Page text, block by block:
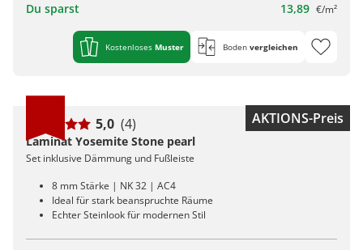
Du sparst 13,89 €/m²
Kostenloses Muster Boden vergleichen
AKTIONS-Preis
5,0 (4)
Laminat Yosemite Stone pearl
Set inklusive Dämmung und Fußleiste
8 mm Stärke | NK 32 | AC4
Ideal für stark beanspruchte Räume
Echter Steinlook für modernen Stil